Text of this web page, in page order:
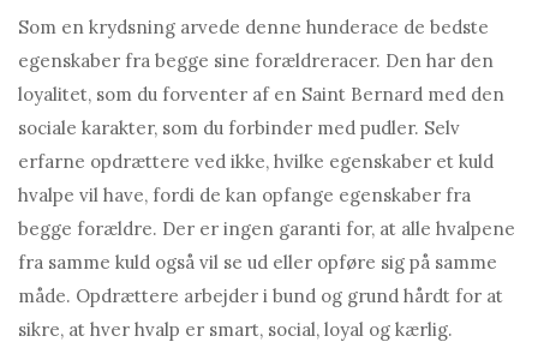
Som en krydsning arvede denne hunderace de bedste
egenskaber fra begge sine forældreracer. Den har den
loyalitet, som du forventer af en Saint Bernard med den
sociale karakter, som du forbinder med pudler. Selv
erfarne opdrættere ved ikke, hvilke egenskaber et kuld
hvalpe vil have, fordi de kan opfange egenskaber fra
begge forældre. Der er ingen garanti for, at alle hvalpene
fra samme kuld også vil se ud eller opføre sig på samme
måde. Opdrættere arbejder i bund og grund hårdt for at
sikre, at hver hvalp er smart, social, loyal og kærlig.